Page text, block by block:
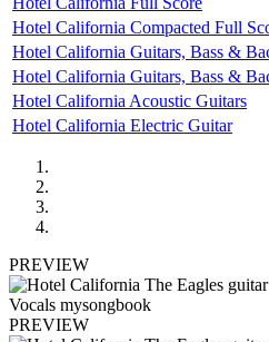
Hotel California Compacted Full
Hotel California Guitars, Bass &
Hotel California Guitars, Bass &
Hotel California Acoustic Guitars
Hotel California Electric Guitar
PREVIEW
PREVIEW